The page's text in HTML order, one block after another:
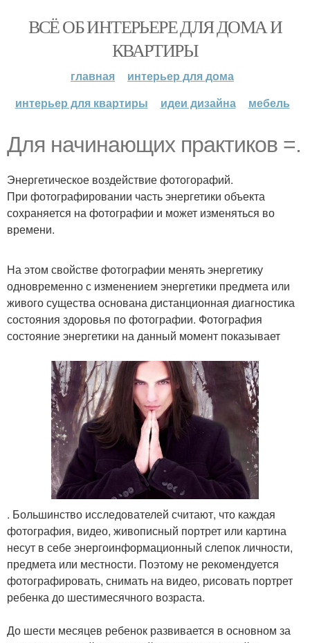
ВСЁ ОБ ИНТЕРЬЕРЕ ДЛЯ ДОМА И
КВАРТИРЫ
главная
интерьер для дома
интерьер для квартиры
идеи дизайна мебель
Для начинающих практиков =.
Энергетическое воздействие фотогорафий.
При фотографировании часть энергетики объекта
сохраняется на фотографии и может изменяться во
времени.
На этом свойстве фотографии менять энергетику
одновременно с изменением энергетики предмета или
живого существа основана дистанционная диагностика
состояния здоровья по фотографии. Фотография
состояние энергетики на данный момент показывает
. Большинство исследователей считают, что каждая
фотография, видео, живописный портрет или картина
несут в себе энергоинформационный слепок личности,
предмета или местности. Поэтому не рекомендуется
фотографировать, снимать на видео, рисовать портрет
ребенка до шестимесячного возраста.
До шести месяцев ребенок развивается в основном за